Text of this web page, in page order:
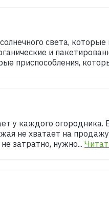
света,
и
приспособления,
у каждого огородника.
не хватает на
затратно, нужно...